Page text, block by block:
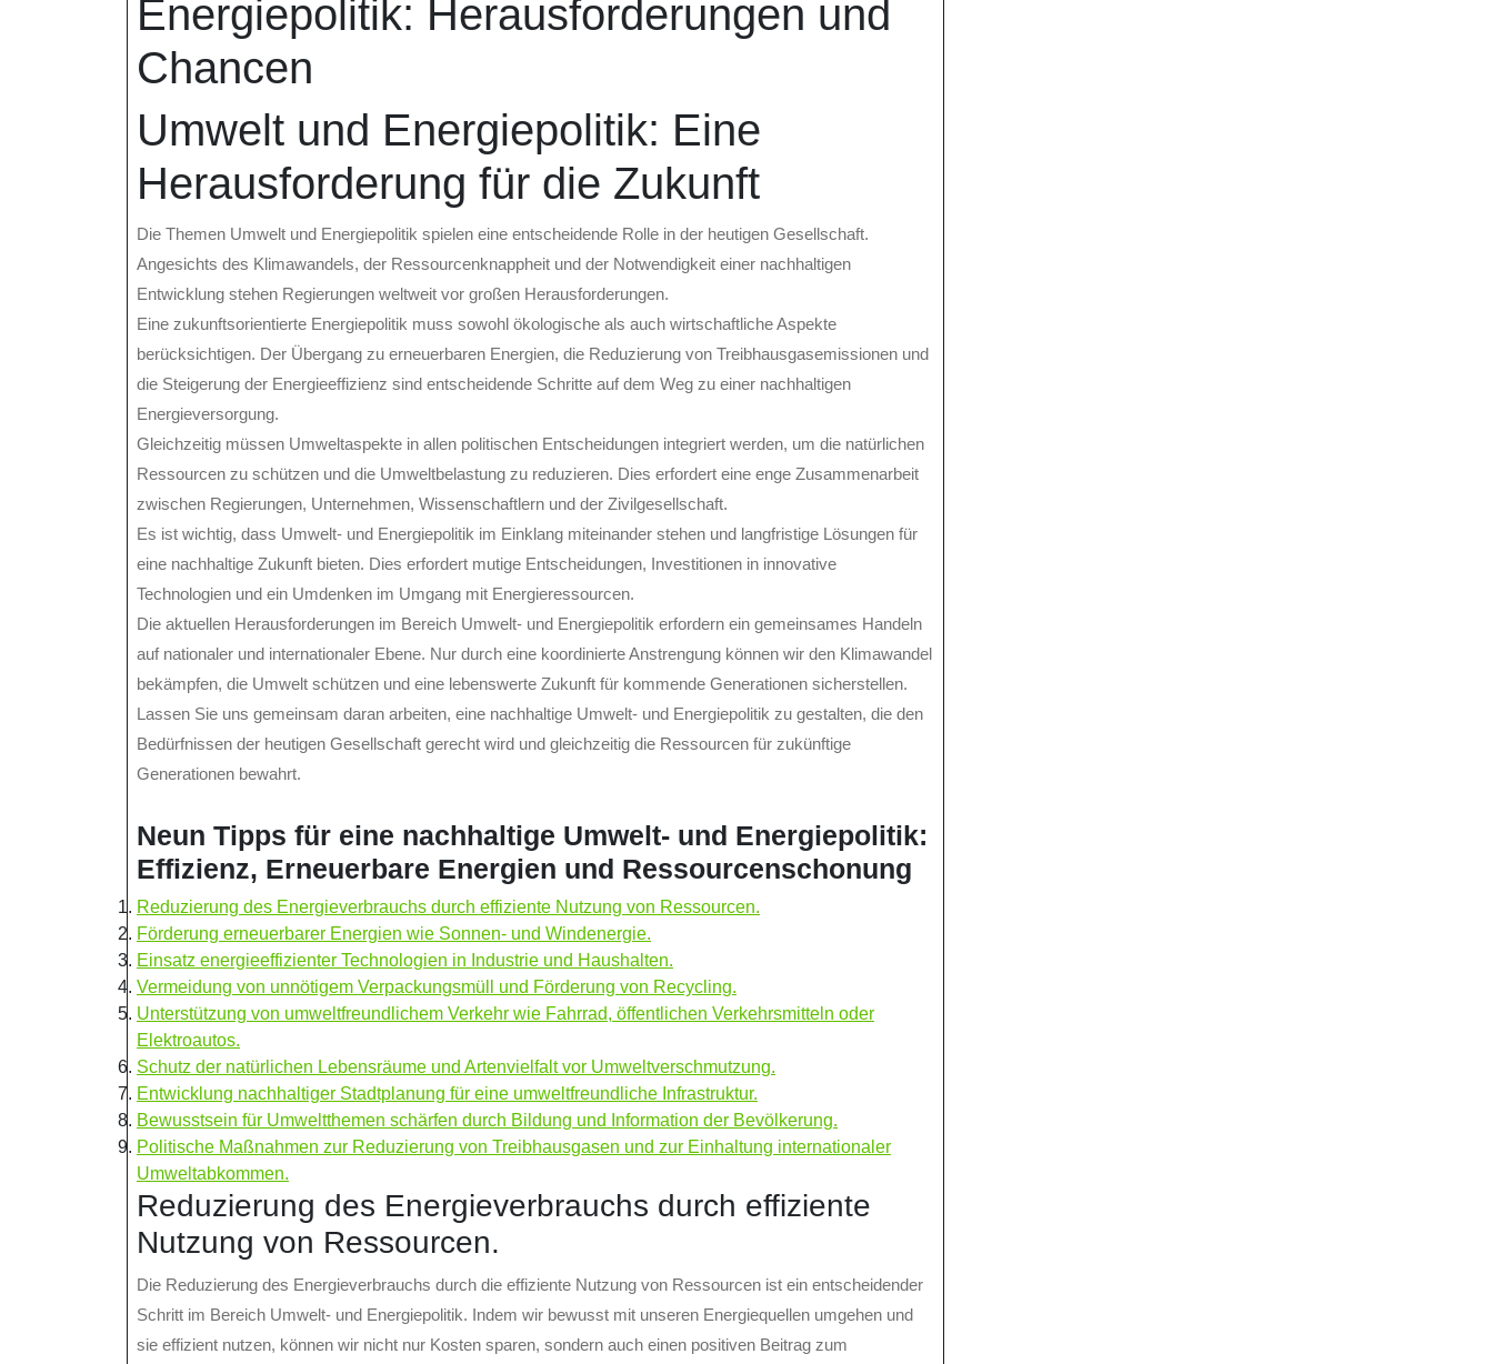
Energiepolitik: Herausforderungen und
Chancen
Umwelt und Energiepolitik: Eine
Herausforderung für die Zukunft
Die Themen Umwelt und Energiepolitik spielen eine entscheidende Rolle in der heutigen Gesellschaft.
Angesichts des Klimawandels, der Ressourcenknappheit und der Notwendigkeit einer nachhaltigen
Entwicklung stehen Regierungen weltweit vor großen Herausforderungen.
Eine zukunftsorientierte Energiepolitik muss sowohl ökologische als auch wirtschaftliche Aspekte
berücksichtigen. Der Übergang zu erneuerbaren Energien, die Reduzierung von Treibhausgasemissionen und
die Steigerung der Energieeffizienz sind entscheidende Schritte auf dem Weg zu einer nachhaltigen
Energieversorgung.
Gleichzeitig müssen Umweltaspekte in allen politischen Entscheidungen integriert werden, um die natürlichen
Ressourcen zu schützen und die Umweltbelastung zu reduzieren. Dies erfordert eine enge Zusammenarbeit
zwischen Regierungen, Unternehmen, Wissenschaftlern und der Zivilgesellschaft.
Es ist wichtig, dass Umwelt- und Energiepolitik im Einklang miteinander stehen und langfristige Lösungen für
eine nachhaltige Zukunft bieten. Dies erfordert mutige Entscheidungen, Investitionen in innovative
Technologien und ein Umdenken im Umgang mit Energieressourcen.
Die aktuellen Herausforderungen im Bereich Umwelt- und Energiepolitik erfordern ein gemeinsames Handeln
auf nationaler und internationaler Ebene. Nur durch eine koordinierte Anstrengung können wir den Klimawandel
bekämpfen, die Umwelt schützen und eine lebenswerte Zukunft für kommende Generationen sicherstellen.
Lassen Sie uns gemeinsam daran arbeiten, eine nachhaltige Umwelt- und Energiepolitik zu gestalten, die den
Bedürfnissen der heutigen Gesellschaft gerecht wird und gleichzeitig die Ressourcen für zukünftige
Generationen bewahrt.
Neun Tipps für eine nachhaltige Umwelt- und Energiepolitik:
Effizienz, Erneuerbare Energien und Ressourcenschonung
Reduzierung des Energieverbrauchs durch effiziente Nutzung von Ressourcen.
Förderung erneuerbarer Energien wie Sonnen- und Windenergie.
Einsatz energieeffizienter Technologien in Industrie und Haushalten.
Vermeidung von unnötigem Verpackungsmüll und Förderung von Recycling.
Unterstützung von umweltfreundlichem Verkehr wie Fahrrad, öffentlichen Verkehrsmitteln oder
Elektroautos.
Schutz der natürlichen Lebensräume und Artenvielfalt vor Umweltverschmutzung.
Entwicklung nachhaltiger Stadtplanung für eine umweltfreundliche Infrastruktur.
Bewusstsein für Umweltthemen schärfen durch Bildung und Information der Bevölkerung.
Politische Maßnahmen zur Reduzierung von Treibhausgasen und zur Einhaltung internationaler
Umweltabkommen.
Reduzierung des Energieverbrauchs durch effiziente
Nutzung von Ressourcen.
Die Reduzierung des Energieverbrauchs durch die effiziente Nutzung von Ressourcen ist ein entscheidender
Schritt im Bereich Umwelt- und Energiepolitik. Indem wir bewusst mit unseren Energiequellen umgehen und
sie effizient nutzen, können wir nicht nur Kosten sparen, sondern auch einen positiven Beitrag zum